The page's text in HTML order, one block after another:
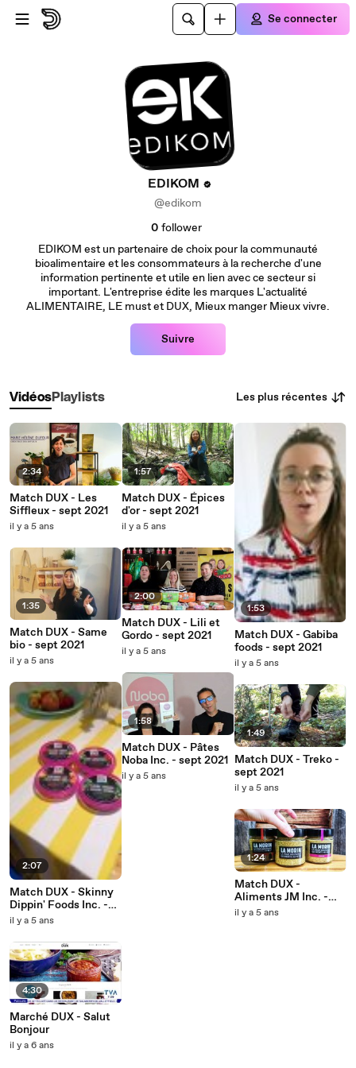
Passer au contenu principal
Se connecter
EDIKOM
@edikom
0 follower
EDIKOM est un partenaire de choix pour la communauté
bioalimentaire et les consommateurs à la recherche d'une
information pertinente et utile en lien avec ce secteur si
important. L'entreprise édite les marques L'actualité
ALIMENTAIRE, LE must et DUX, Mieux manger Mieux vivre.
Suivre
VidéosPlaylists Les plus récentes
2:34
Match DUX - Les
Siffleux - sept 2021
il y a 5 ans
1:35
Match DUX - Same
bio - sept 2021
il y a 5 ans
2:07
Match DUX - Skinny
Dippin' Foods Inc. -
sept 2021
il y a 5 ans
4:30
Marché DUX - Salut
Bonjour
il y a 6 ans
1:57
Match DUX - Épices
d'or - sept 2021
il y a 5 ans
2:00
Match DUX - Lili et
Gordo - sept 2021
il y a 5 ans
1:58
Match DUX - Pâtes
Noba Inc. - sept 2021
il y a 5 ans
1:53
Match DUX - Gabiba
foods - sept 2021
il y a 5 ans
1:49
Match DUX - Treko -
sept 2021
il y a 5 ans
1:24
Match DUX -
Aliments JM Inc. -
sept 2021
il y a 5 ans